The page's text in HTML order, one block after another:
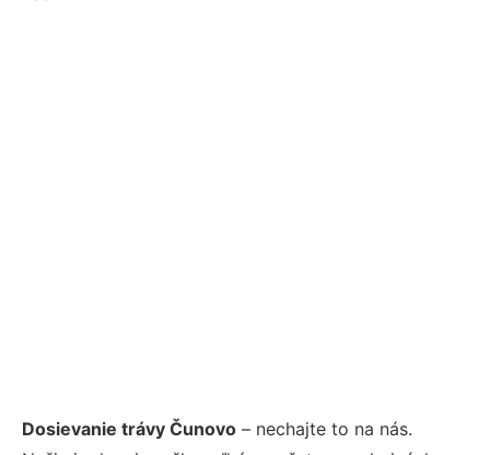
Dosievanie trávy Čunovo – nechajte to na nás.